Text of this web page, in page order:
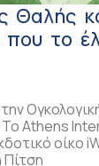
Θαλής
που το
Athens
οίκο